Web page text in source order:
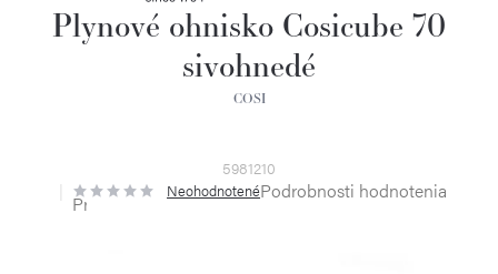
Plynové ohnisko Cosicube 70
sivohnedé
COSI
5981210
Priemerné
hodnotenie
NeohodnotenéPodrobnosti hodnotenia